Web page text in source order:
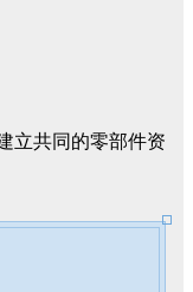
立共同的零部件资